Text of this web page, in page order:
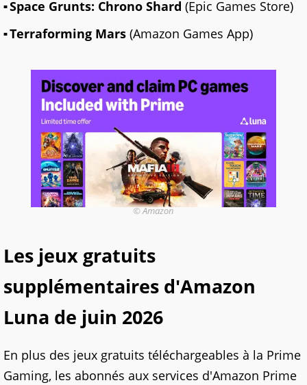
Space Grunts: Chrono Shard (Epic Games Store)
Terraforming Mars (Amazon Games App)
© Amazon
Les jeux gratuits
supplémentaires d'Amazon
Luna de juin 2026
En plus des jeux gratuits téléchargeables à la Prime
Gaming, les abonnés aux services d'Amazon Prime